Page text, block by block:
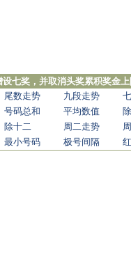
七奖，并取消头奖累积奖金
尾数走势 九段走势
号码总和 平均数值
除十二 周二走势
最小号码 极号间隔